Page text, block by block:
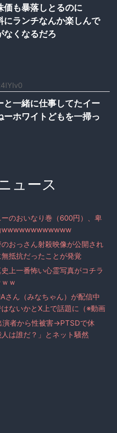
価も暴落しとるのに
にランチなんか楽しんで
なくなるだろ
と一緒に仕事してたイー
ーホワイトどもを一掃っ
ュース
ーのおいなり巻（600円）、卑
wwwwwwwwwwww
のおっさん射殺映像が公開され
抵抗だったことが発覚
史上一番怖い心霊写真がコチラ
ｗ
さん（みなちゃん）が配信中
ないかとX上で話題に（※動画
演者から性被害→PTSDで休
は誰だ？」とネット騒然